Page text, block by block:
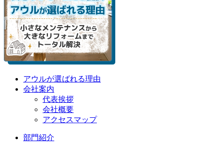
アウルが選ばれる理由
会社案内
代表挨拶
会社概要
アクセスマップ
部門紹介